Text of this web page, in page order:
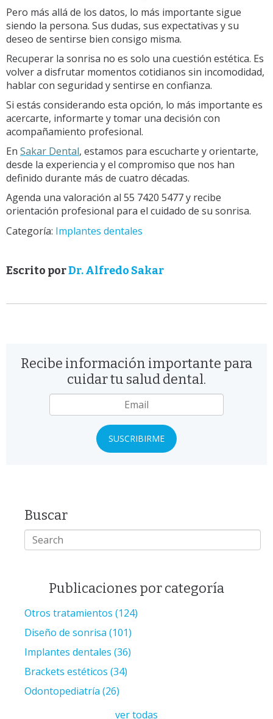
Pero más allá de los datos, lo más importante sigue
siendo la persona. Sus dudas, sus expectativas y su
deseo de sentirse bien consigo misma.
Recuperar la sonrisa no es solo una cuestión estética. Es
volver a disfrutar momentos cotidianos sin incomodidad,
hablar con seguridad y sentirse en confianza.
Si estás considerando esta opción, lo más importante es
acercarte, informarte y tomar una decisión con
acompañamiento profesional.
En Sakar Dental, estamos para escucharte y orientarte,
desde la experiencia y el compromiso que nos han
definido durante más de cuatro décadas.
Agenda una valoración al 55 7420 5477 y recibe
orientación profesional para el cuidado de su sonrisa.
Categoría: Implantes dentales
Escrito porDr. Alfredo Sakar
Recibe información importante para
cuidar tu salud dental.
Buscar
Publicaciones por categoría
Otros tratamientos (124)
Diseño de sonrisa (101)
Implantes dentales (36)
Brackets estéticos (34)
Odontopediatría (26)
ver todas